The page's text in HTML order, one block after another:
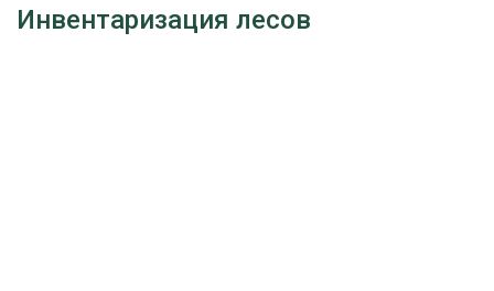
ЖУРНАЛ «ЛЕСНОЙ КОМПЛЕКС»
Инвентаризация лесов